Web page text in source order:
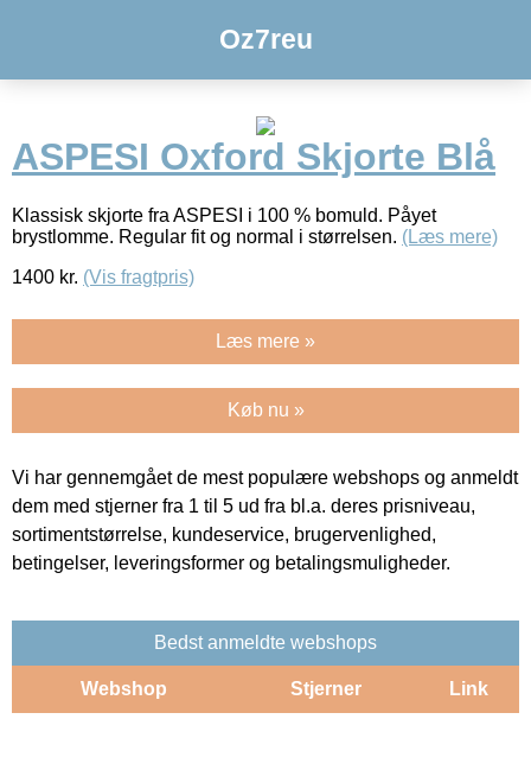
Oz7reu
ASPESI Oxford Skjorte Blå
Klassisk skjorte fra ASPESI i 100 % bomuld. Påyet
brystlomme. Regular fit og normal i størrelsen. (Læs mere)
1400 kr. (Vis fragtpris)
Læs mere »
Køb nu »
Vi har gennemgået de mest populære webshops og anmeldt
dem med stjerner fra 1 til 5 ud fra bl.a. deres prisniveau,
sortimentstørrelse, kundeservice, brugervenlighed,
betingelser, leveringsformer og betalingsmuligheder.
Bedst anmeldte webshops
Webshop Stjerner Link